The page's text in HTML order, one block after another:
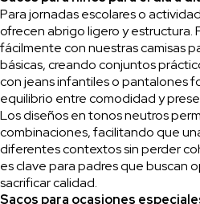
Para jornadas escolares o
ofrecen abrigo ligero y estructura.
fácilmente con nuestras camisas
básicas, creando conjuntos
con jeans infantiles o pantalones
equilibrio entre comodidad y
Los diseños en tonos neutros
combinaciones, facilitando que
diferentes contextos sin perder
es clave para padres que buscan
sacrificar calidad.
Sacos para ocasiones